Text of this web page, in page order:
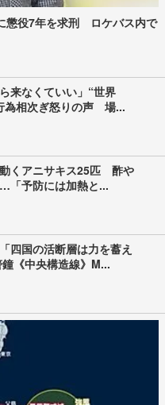
懲役7年を求刑 ロケバス内で
来なくていい」“世界
為相次ぎ怒りの声 場...
動くアニサキス25匹 酢や
「予防には加熱と...
四国の活断層は力を蓄え
《中央構造線》M...